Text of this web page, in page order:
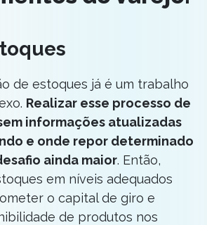
de estoques já é um trabalho
Realizar esse processo de
informações atualizadas
e onde repor determinado
ainda maior. Então,
em níveis adequados
o capital de giro e
de produtos nos